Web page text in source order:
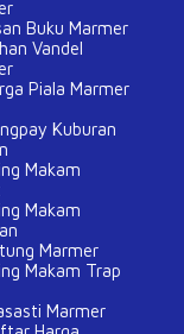
Buku Marmer
Vandel
Piala Marmer
Kuburan
Makam
Makam
Marmer
Makam Trap
Marmer